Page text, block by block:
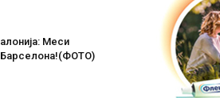
Меси
Барселона!(ФОТО)